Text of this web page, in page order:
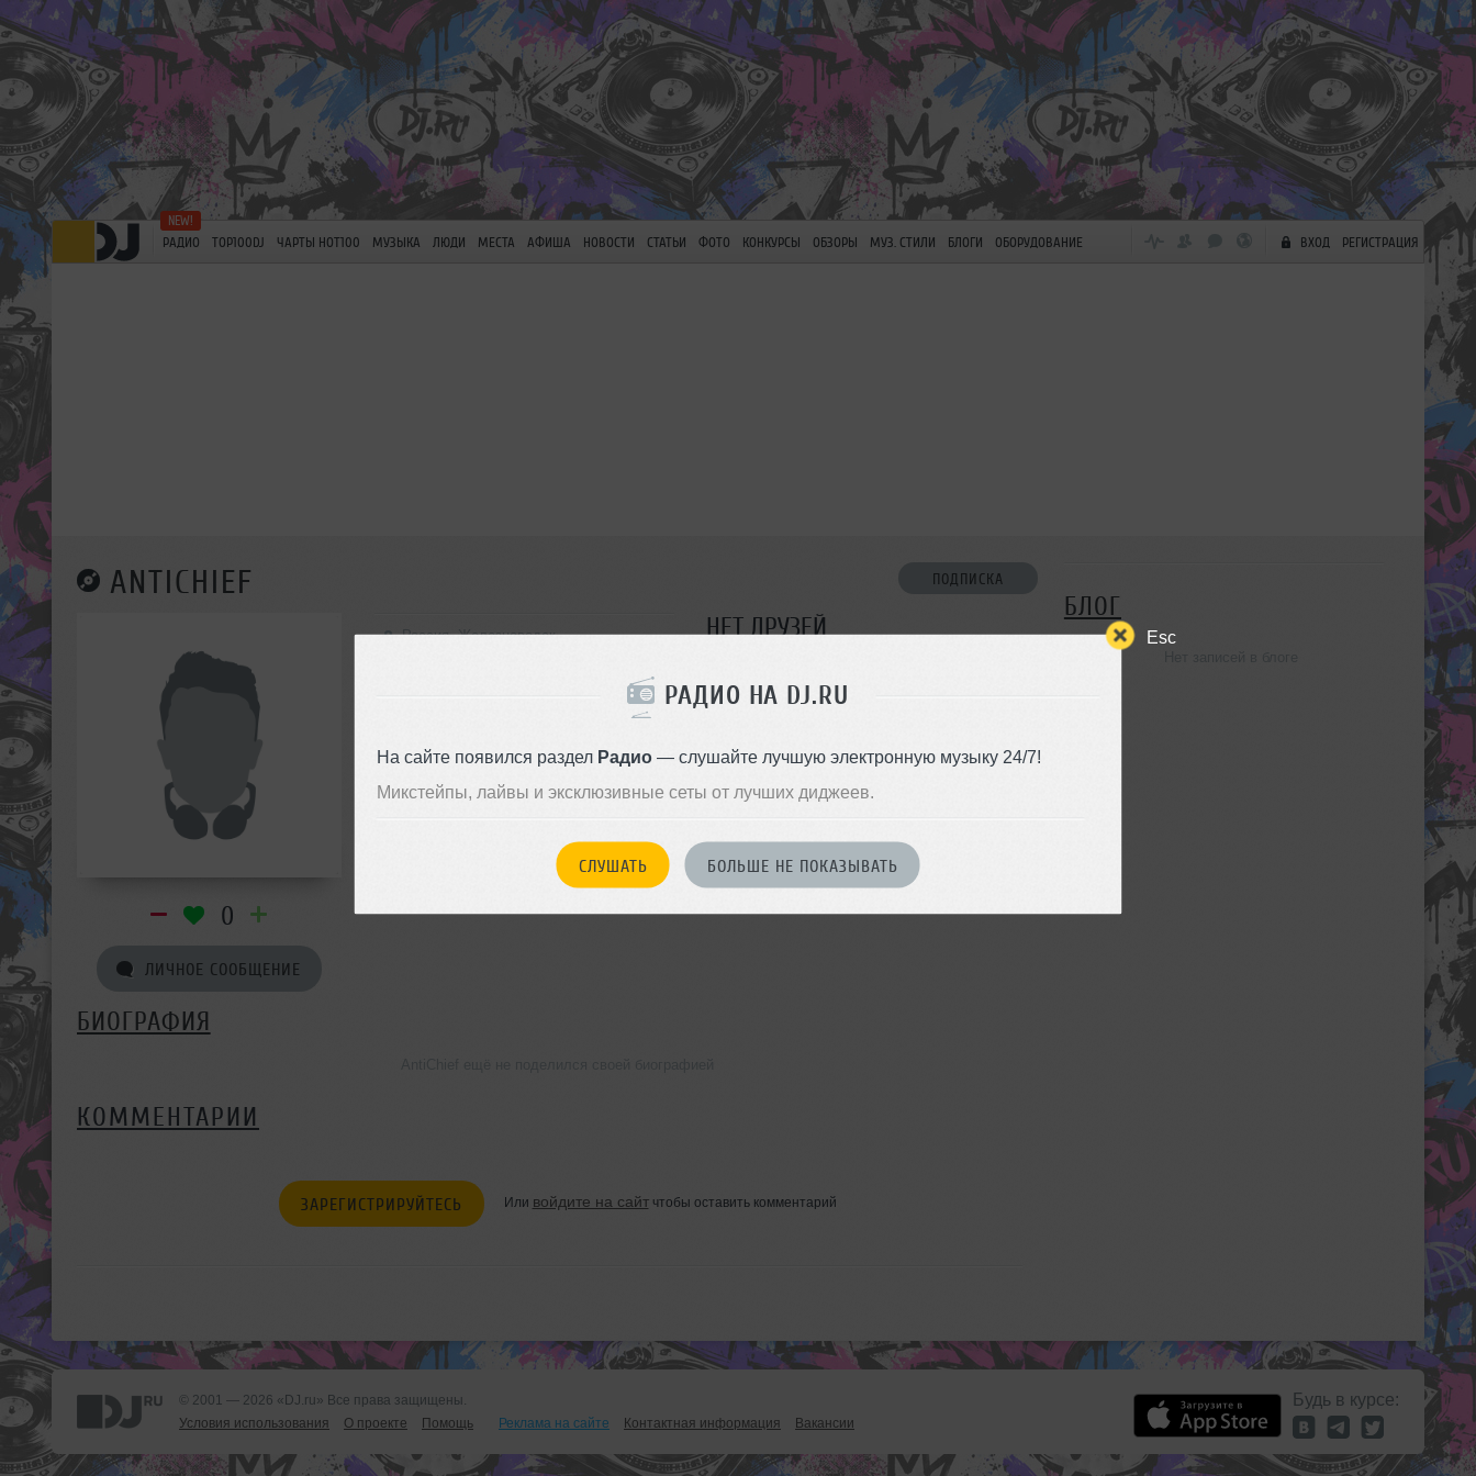
Esc
РАДИО НА DJ.RU
На сайте появился раздел Радио— слушайте лучшую электронную музыку 24/7!
Микстейпы, лайвы и эксклюзивные сеты от лучших диджеев.
СЛУШАТЬ БОЛЬШЕ НЕ ПОКАЗЫВАТЬ
РАДИО TOP100DJ ЧАРТЫ HOT100 МУЗЫКА ЛЮДИ МЕСТА АФИША НОВОСТИ СТАТЬИ ФОТО КОНКУРСЫ ОБЗОРЫ МУЗ. СТИЛИ БЛОГИ ОБОРУДОВАНИЕ ВХОД РЕГИСТРАЦИЯ
ANTICHIEF ПОДПИСКА
0
ЛИЧНОЕ СООБЩЕНИЕ
Россия, Железноводск НЕТ ДРУЗЕЙ
БИОГРАФИЯ
КОММЕНТАРИИ
ЗАРЕГИСТРИРУЙТЕСЬ Или войдите на сайтчтобы оставить комментарий
БЛОГ
© 2001 — 2026 «DJ.ru» Все права защищены.
Условия использования
О проекте Помощь Реклама на сайте Контактная информация Вакансии
Будь в курсе: